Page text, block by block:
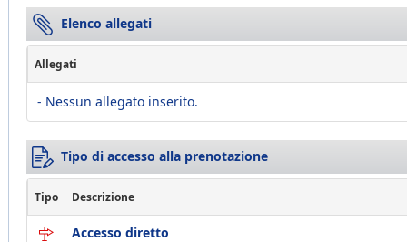
Elenco allegati
Allegati
- Nessun allegato inserito.
Tipo di accesso alla prenotazione
Tipo Descrizione
Accesso diretto